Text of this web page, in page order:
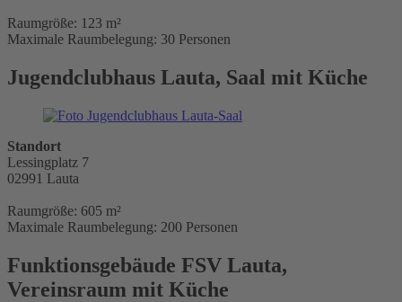
Raumgröße: 123 m²
Maximale Raumbelegung: 30 Personen
Jugendclubhaus Lauta, Saal mit Küche
Standort
Lessingplatz 7
02991 Lauta
Raumgröße: 605 m²
Maximale Raumbelegung: 200 Personen
Funktionsgebäude FSV Lauta,
Vereinsraum mit Küche